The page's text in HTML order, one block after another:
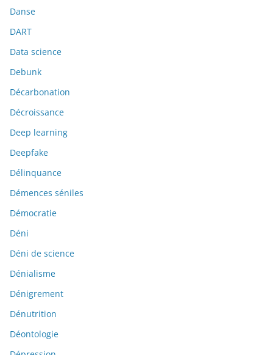
Danse
DART
Data science
Debunk
Décarbonation
Décroissance
Deep learning
Deepfake
Délinquance
Démences séniles
Démocratie
Déni
Déni de science
Dénialisme
Dénigrement
Dénutrition
Déontologie